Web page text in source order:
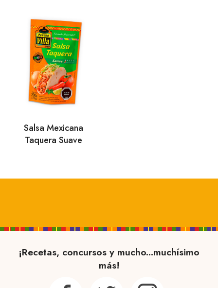
Salsa Mexicana
Taquera Suave
¡Recetas, concursos y mucho...muchísimo
más!